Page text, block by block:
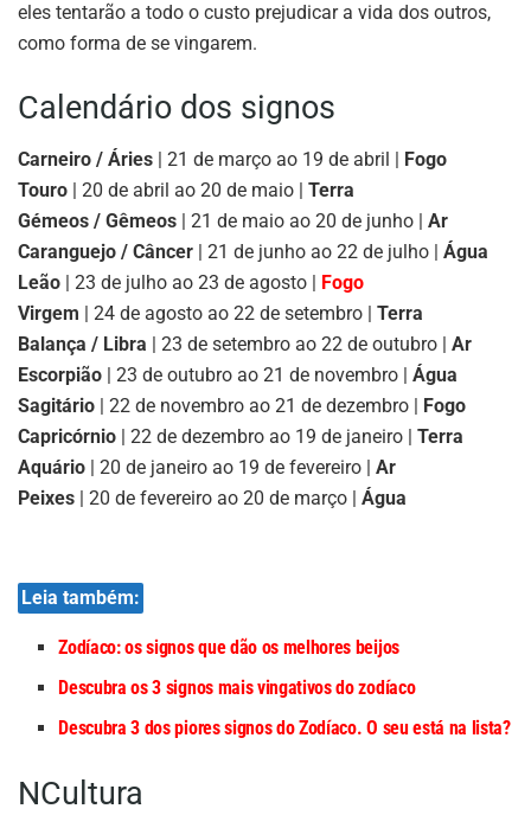
eles tentarão a todo o custo prejudicar a vida dos outros,
como forma de se vingarem.
Calendário dos signos
Carneiro / Áries | 21 de março ao 19 de abril |
Fogo
Touro | 20 de abril ao 20 de maio | Terra
Gémeos / Gêmeos | 21 de maio ao 20 de junho | Ar
Caranguejo / Câncer | 21 de junho ao 22 de julho | Água
Leão | 23 de julho ao 23 de agosto |
Fogo
Virgem | 24 de agosto ao 22 de setembro | Terra
Balança / Libra | 23 de setembro ao 22 de outubro | Ar
Escorpião | 23 de outubro ao 21 de novembro | Água
Sagitário | 22 de novembro ao 21 de dezembro |
Fogo
Capricórnio | 22 de dezembro ao 19 de janeiro | Terra
Aquário | 20 de janeiro ao 19 de fevereiro | Ar
Peixes | 20 de fevereiro ao 20 de março | Água
Leia também:
Zodíaco: os signos que dão os melhores beijos
Descubra os 3 signos mais vingativos do zodíaco
Descubra 3 dos piores signos do Zodíaco. O seu está na lista?
NCultura